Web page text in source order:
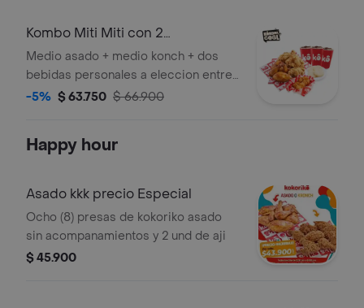
Kombo Miti Miti con 2
Acompanamientos
Medio asado + medio konch + dos
bebidas personales a eleccion entre:
gaseosa de 400 ml - agua
-5% $ 63.750 $ 66.900
Happy hour
Asado kkk precio Especial
Ocho (8) presas de kokoriko asado
sin acompanamientos y 2 und de aji
$ 45.900